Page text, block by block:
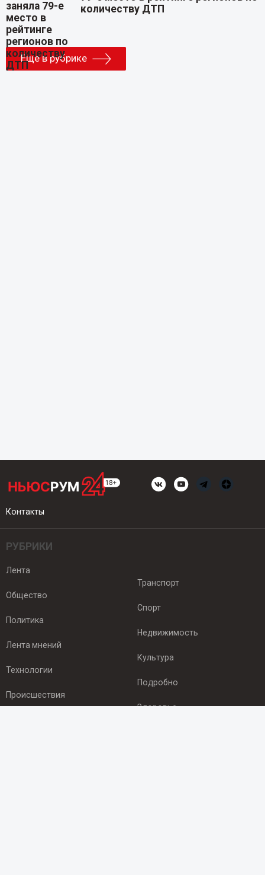
количеству ДТП
Еще в рубрике
Контакты
РУБРИКИ
Лента
Общество
Политика
Лента мнений
Технологии
Происшествия
Транспорт
Спорт
Недвижимость
Культура
Подробно
Здоровье